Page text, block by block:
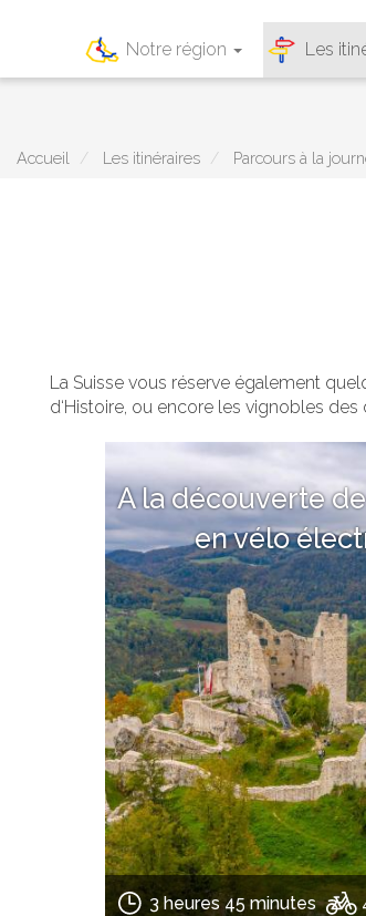
Aller
principal
navigation
Notre région Les
Accueil Les itinéraires Parcours à la
La Suisse vous réserve également
d‘Histoire, ou encore les vignobles
A la découverte
en vélo
3 heures 45 minutes